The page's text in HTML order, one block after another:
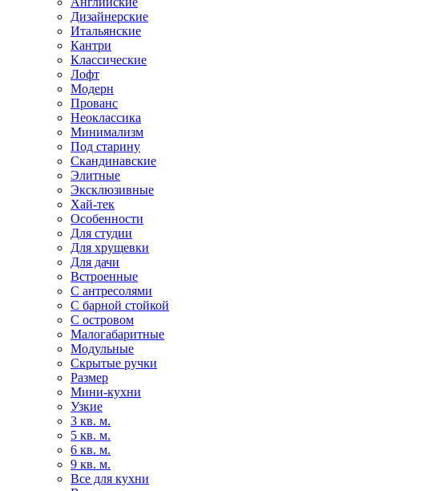
Дизайнерские
Итальянские
Кантри
Классические
Лофт
Модерн
Прованс
Неоклассика
Минимализм
Под старину
Скандинавские
Элитные
Эксклюзивные
Хай-тек
Особенности
Для студии
Для хрущевки
Для дачи
Встроенные
С антресолями
С барной стойкой
С островом
Малогабаритные
Модульные
Скрытые ручки
Размер
Мини-кухни
Узкие
3 кв. м.
5 кв. м.
6 кв. м.
9 кв. м.
Все для кухни